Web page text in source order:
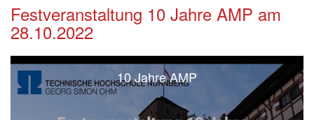
Festveranstaltung 10 Jahre AMP am
28.10.2022
10 Jahre AMP